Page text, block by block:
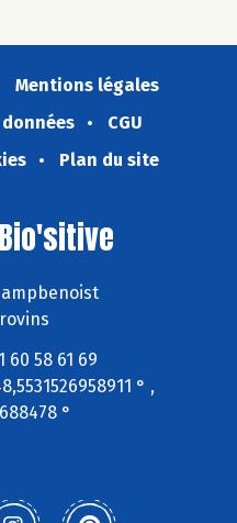
Mentions légales
CGU
Plan du site
60 58 61 69
° ,
°